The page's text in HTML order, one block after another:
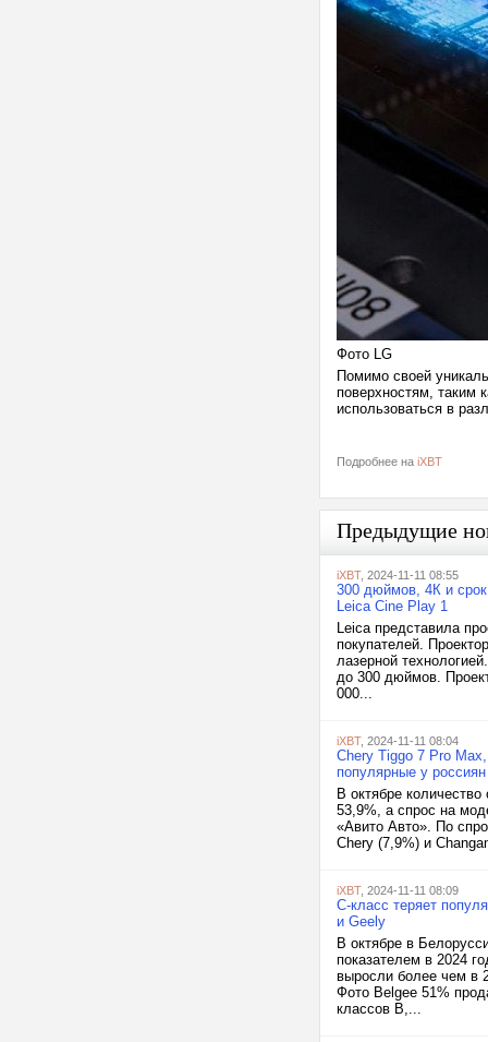
Фото LG
Помимо своей
поверхностям, таким
использоваться в
Подробнее на iXBT
Предыдущие
iXBT, 2024-11-11 08:55
300 дюймов, 4К и
Leica Cine Play 1
Leica представила
покупателей.
лазерной
до 300 дюймов.
000...
iXBT, 2024-11-11 08:04
Chery Tiggo 7 Pro
популярные у
В октябре
53,9%, а спрос на
«Авито Авто». По
Chery (7,9%) и
iXBT, 2024-11-11 08:09
C-класс теряет
и Geely
В октябре в
показателем в 2024
выросли более чем в
Фото Belgee 51%
классов B,...